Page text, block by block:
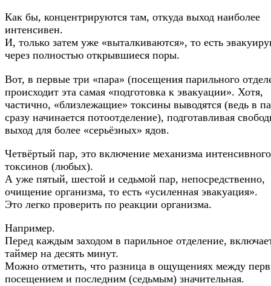
Как бы, концентрируются там, откуда выход наиболее
интенсивен.
И, только затем уже «выталкиваются», то есть
через полностью открывшиеся поры.
Вот, в первые три «пара» (посещения парильного
происходит эта самая «подготовка к эвакуации». Хотя,
частично, «близлежащие» токсины выводятся (ведь в
сразу начинается потоотделение), подготавливая
выход для более «серьёзных» ядов.
Четвёртый пар, это включение механизма
токсинов (любых).
А уже пятый, шестой и седьмой пар, непосредственно,
очищение организма, то есть «усиленная эвакуация».
Это легко проверить по реакции организма.
Например.
Перед каждым заходом в парильное отделение,
таймер на десять минут.
Можно отметить, что разница в ощущениях между
посещением и последним (седьмым) значительная.